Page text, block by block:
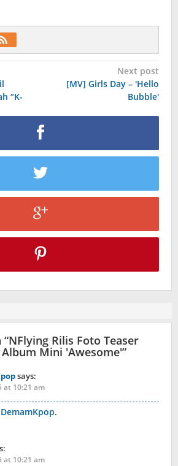
“K-
Next post
[MV] Girls Day – 'Hello
Bubble'
NFlying Rilis Foto Teaser
Mini 'Awesome'”
says:
at 10:21 am
DemamKpop.
at 10:21 am